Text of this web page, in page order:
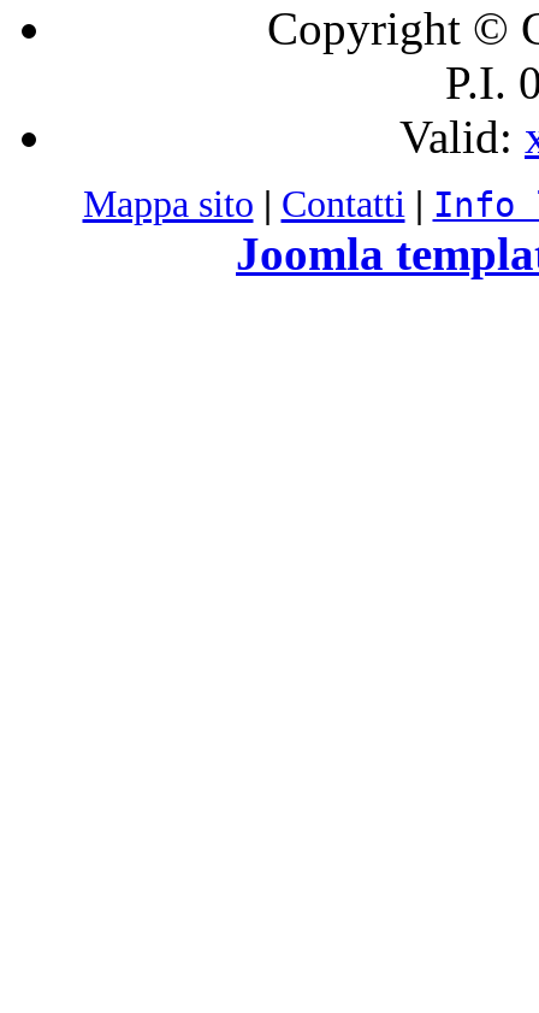
Copyright ©
P.I.
Valid:
Mappa sito | Contatti | Info
Joomla